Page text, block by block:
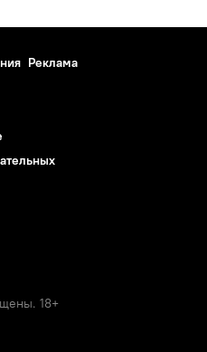
Реклама
18+